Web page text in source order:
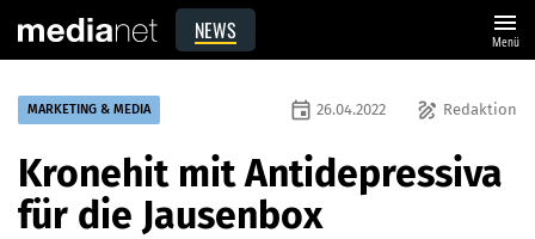
NEWS menu
Menü
MARKETING & MEDIA draw Redaktion
event 26.04.2022
Kronehit mit Antidepressiva
für die Jausenbox